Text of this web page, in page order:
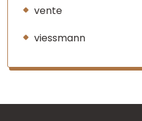
vente
viessmann